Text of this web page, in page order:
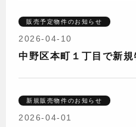
販売予定物件のお知らせ
2026-04-10
中野区本町１丁目で新規
新規販売物件のお知らせ
2026-04-01